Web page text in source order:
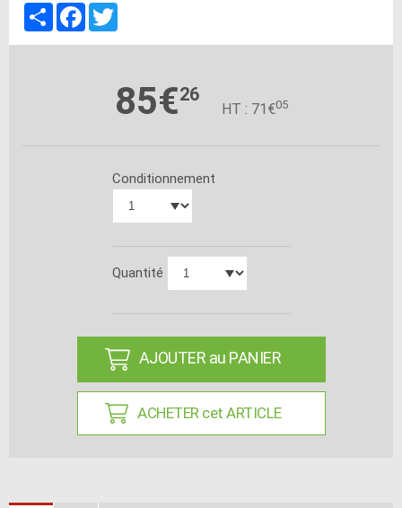
PartagerFacebook
85€26
HT : 71€05
Conditionnement
Quantité
AJOUTER au PANIER
ACHETER cet ARTICLE